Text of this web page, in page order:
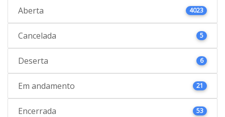
Aberta 4023
Cancelada 5
Deserta 6
Em andamento 21
Encerrada 53